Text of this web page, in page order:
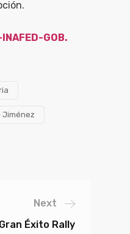
INAFED-GOB.
Jiménez
Next
Éxito Rally